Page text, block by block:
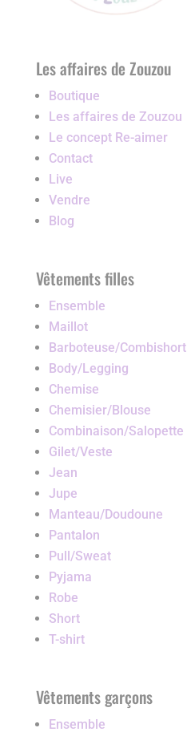
Les affaires de Zouzou
Boutique
Les affaires de Zouzou
Le concept Re-aimer
Contact
Live
Vendre
Blog
Vêtements filles
Ensemble
Maillot
Barboteuse/Combishort
Body/Legging
Chemise
Chemisier/Blouse
Combinaison/Salopette
Gilet/Veste
Jean
Jupe
Manteau/Doudoune
Pantalon
Pull/Sweat
Pyjama
Robe
Short
T-shirt
Vêtements garçons
Ensemble